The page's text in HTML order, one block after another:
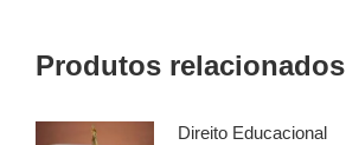
Produtos relacionados
Direito Educacional